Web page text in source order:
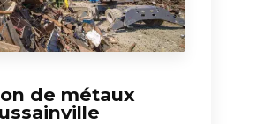
de métaux